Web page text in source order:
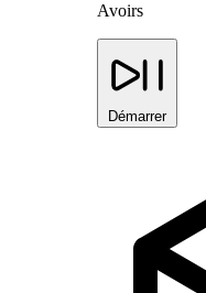
Avoirs
Démarrer